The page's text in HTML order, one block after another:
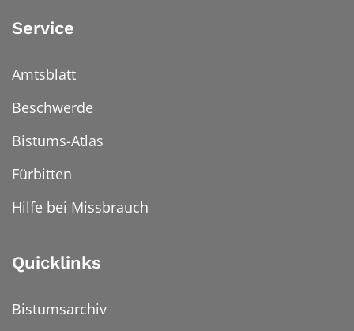
Service
Amtsblatt
Beschwerde
Bistums-Atlas
Fürbitten
Hilfe bei Missbrauch
Quicklinks
Bistumsarchiv